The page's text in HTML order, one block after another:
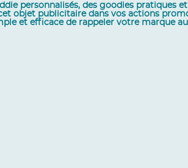
personnalisés, des goodies pratiques
objet publicitaire dans vos actions
et efficace de rappeler votre marque